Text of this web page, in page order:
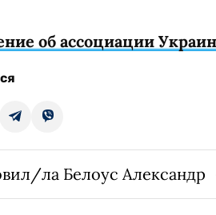
об ассоциации
ла Белоус Александр